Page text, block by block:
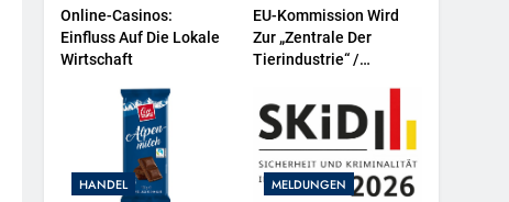
Online-Casinos:
Einfluss Auf Die Lokale
Wirtschaft
EU-Kommission Wird
Zur „Zentrale Der
Tierindustrie“ /
Animal Equality
Prangert Mit Projektion
In Brüssel Die Nähe Der
EU-Kommission Zur
Tierindustrie An
HANDEL MELDUNGEN